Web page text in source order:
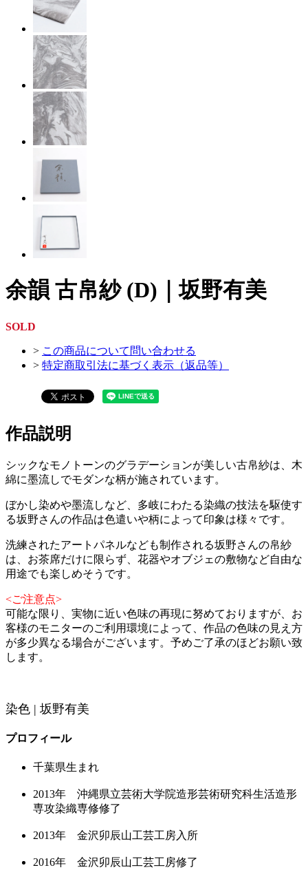
余韻 古帛紗 (D)｜坂野有美
SOLD
> この商品について問い合わせる
> 特定商取引法に基づく表示（返品等）
作品説明
シックなモノトーンのグラデーションが美しい古帛紗は、木
綿に墨流しでモダンな柄が施されています。
ぼかし染めや墨流しなど、多岐にわたる染織の技法を駆使す
る坂野さんの作品は色遣いや柄によって印象は様々です。
洗練されたアートパネルなども制作される坂野さんの帛紗
は、お茶席だけに限らず、花器やオブジェの敷物など自由な
用途でも楽しめそうです。
<ご注意点>
可能な限り、実物に近い色味の再現に努めておりますが、お
客様のモニターのご利用環境によって、作品の色味の見え方
が多少異なる場合がございます。予めご了承のほどお願い致
します。
染色 | 坂野有美
プロフィール
千葉県生まれ
2013年 沖縄県立芸術大学院造形芸術研究科生活造形
専攻染織専修修了
2013年 金沢卯辰山工芸工房入所
2016年 金沢卯辰山工芸工房修了